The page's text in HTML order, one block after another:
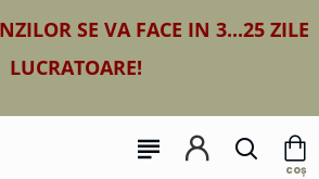
SE VA FACE IN 3...25 ZILE
LUCRATOARE!